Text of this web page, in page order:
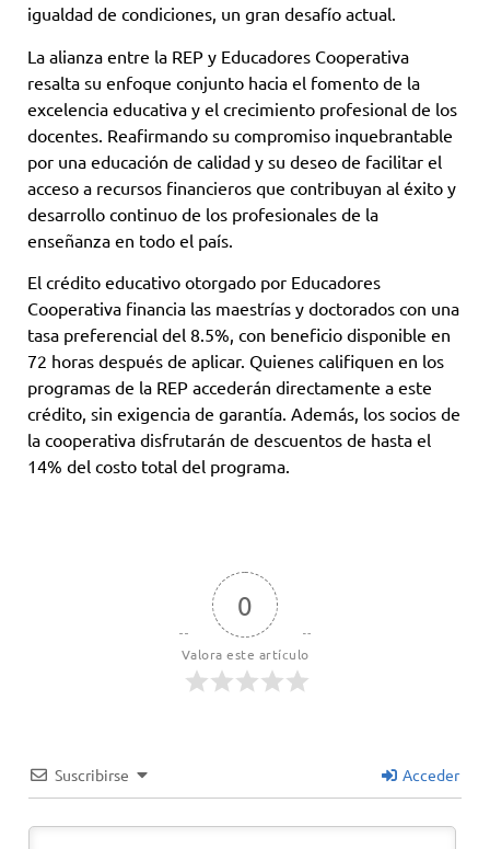
igualdad de condiciones, un gran desafío actual.
La alianza entre la REP y Educadores Cooperativa
resalta su enfoque conjunto hacia el fomento de la
excelencia educativa y el crecimiento profesional de los
docentes. Reafirmando su compromiso inquebrantable
por una educación de calidad y su deseo de facilitar el
acceso a recursos financieros que contribuyan al éxito y
desarrollo continuo de los profesionales de la
enseñanza en todo el país.
El crédito educativo otorgado por Educadores
Cooperativa financia las maestrías y doctorados con una
tasa preferencial del 8.5%, con beneficio disponible en
72 horas después de aplicar. Quienes califiquen en los
programas de la REP accederán directamente a este
crédito, sin exigencia de garantía. Además, los socios de
la cooperativa disfrutarán de descuentos de hasta el
14% del costo total del programa.
0
Valora este artículo
Suscribirse Acceder